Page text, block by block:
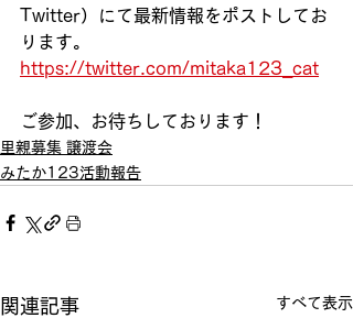
Twitter）にて最新情報をポストしてお
ります。
https://twitter.com/mitaka123_cat
ご参加、お待ちしております！
里親募集 譲渡会
みたか123活動報告
関連記事 すべて表示